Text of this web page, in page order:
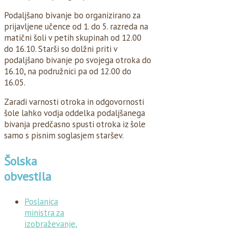
Podaljšano bivanje bo organizirano za
prijavljene učence od 1. do 5. razreda na
matični šoli v petih skupinah od 12.00
do 16.10. Starši so dolžni priti v
podaljšano bivanje po svojega otroka do
16.10, na podružnici pa od 12.00 do
16.05.
Zaradi varnosti otroka in odgovornosti
šole lahko vodja oddelka podaljšanega
bivanja predčasno spusti otroka iz šole
samo s pisnim soglasjem staršev.
Šolska
obvestila
Poslanica
ministra za
izobraževanje,